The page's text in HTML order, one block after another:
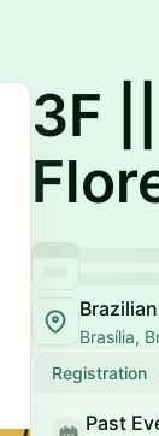
3F
Brasília,
Registration
Past